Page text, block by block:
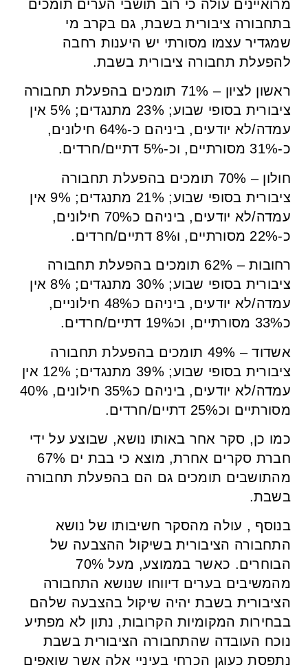
מרואיינים עולה כי רוב תושבי הערים תומכים
בתחבורה ציבורית בשבת, גם בקרב מי
שמגדיר עצמו מסורתי יש היענות רחבה
להפעלת תחבורה ציבורית בשבת.
ראשון לציון – 71% תומכים בהפעלת תחבורה
ציבורית בסופי שבוע; 23% מתנגדים; 5% אין
עמדה/לא יודעים, ביניהם כ-64% חילונים,
כ-31% מסורתיים, וכ-5% דתיים/חרדים.
חולון – 70% תומכים בהפעלת תחבורה
ציבורית בסופי שבוע; 21% מתנגדים; 9% אין
עמדה/לא יודעים, ביניהם כ70% חילונים,
כ-22% מסורתיים, ו8% דתיים/חרדים.
רחובות – 62% תומכים בהפעלת תחבורה
ציבורית בסופי שבוע; 30% מתנגדים; 8% אין
עמדה/לא יודעים, ביניהם כ48% חילוניים,
כ33% מסורתיים, וכ19% דתיים/חרדים.
אשדוד – 49% תומכים בהפעלת תחבורה
ציבורית בסופי שבוע; 39% מתנגדים; 12% אין
עמדה/לא יודעים, ביניהם כ35% חילונים, 40%
מסורתיים וכ25% דתיים/חרדים.
כמו כן, סקר אחר באותו נושא, שבוצע על ידי
חברת סקרים אחרת, מוצא כי בבת ים 67%
מהתושבים תומכים גם הם בהפעלת תחבורה
בשבת.
בנוסף , עולה מהסקר חשיבותו של נושא
התחבורה הציבורית בשיקול ההצבעה של
הבוחרים. כאשר בממוצע, מעל 70%
מהמשיבים בערים דיווחו שנושא התחבורה
הציבורית בשבת יהיה שיקול בהצבעה שלהם
בבחירות המקומיות הקרובות, נתון לא מפתיע
נוכח העובדה שהתחבורה הציבורית בשבת
נתפסת כעוגן הכרחי בעיניי אלה אשר שואפים